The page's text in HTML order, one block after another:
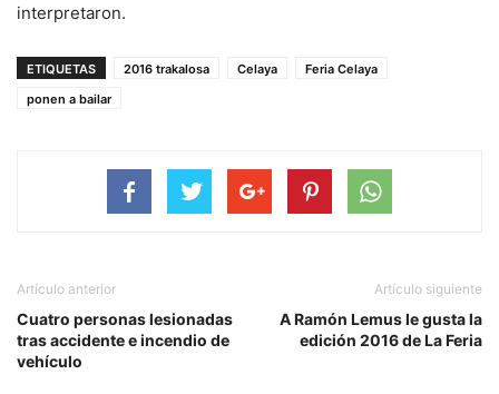
interpretaron.
ETIQUETAS 2016 trakalosa Celaya
Feria Celaya
ponen a bailar
Artículo anterior
Cuatro personas lesionadas
tras accidente e incendio de
vehículo
Artículo siguiente
A Ramón Lemus le gusta la
edición 2016 de La Feria